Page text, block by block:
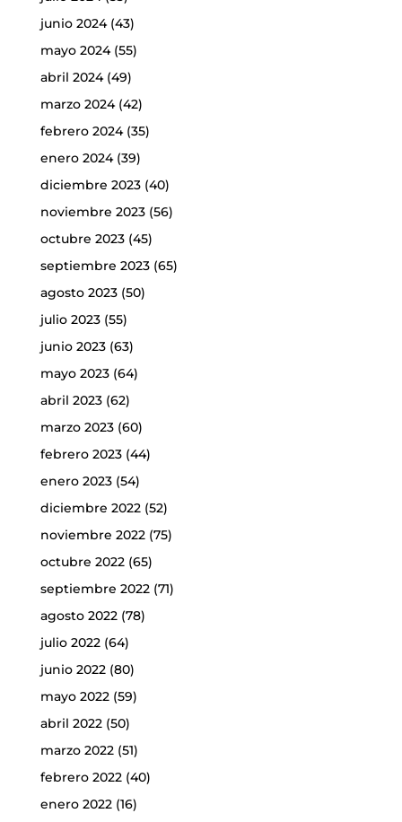
junio 2024(43)
mayo 2024(55)
abril 2024(49)
marzo 2024(42)
febrero 2024(35)
enero 2024(39)
diciembre 2023(40)
noviembre 2023(56)
octubre 2023(45)
septiembre 2023(65)
agosto 2023(50)
julio 2023(55)
junio 2023(63)
mayo 2023(64)
abril 2023(62)
marzo 2023(60)
febrero 2023(44)
enero 2023(54)
diciembre 2022(52)
noviembre 2022(75)
octubre 2022(65)
septiembre 2022(71)
agosto 2022(78)
julio 2022(64)
junio 2022(80)
mayo 2022(59)
abril 2022(50)
marzo 2022(51)
febrero 2022(40)
enero 2022(16)